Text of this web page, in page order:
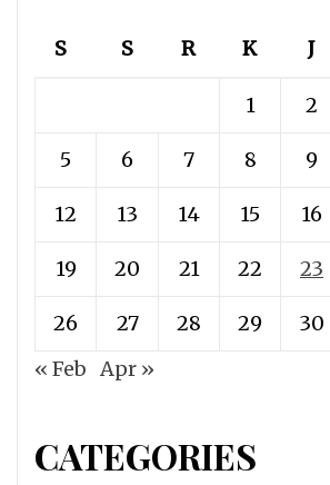
S S R K J
1 2
5 6 7 8 9
12 13 14 15 16
19 20 21 22 23
26 27 28 29 30
« Feb Apr »
CATEGORIES